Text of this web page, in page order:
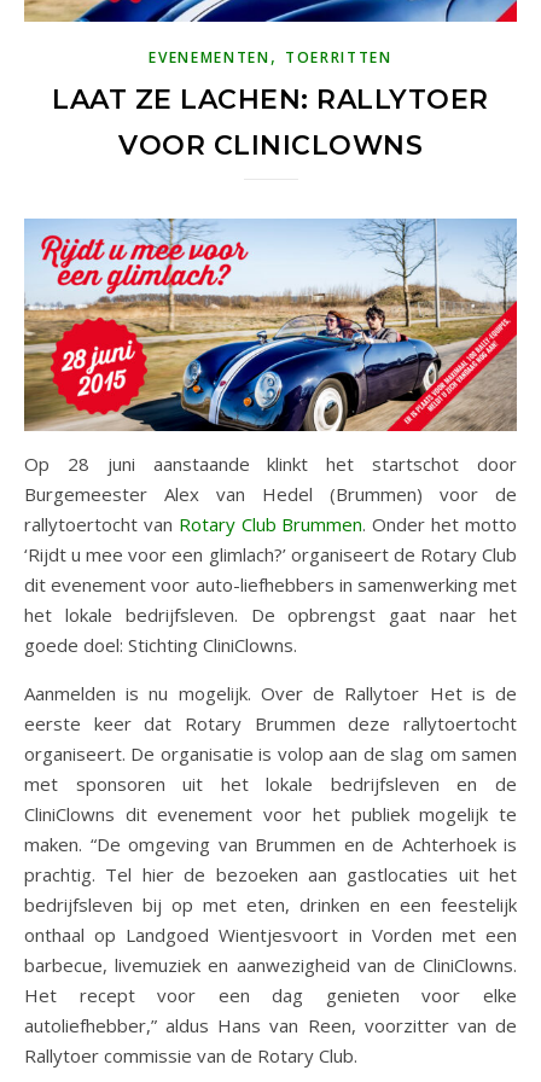
EVENEMENTEN, TOERRITTEN
LAAT ZE LACHEN: RALLYTOER
VOOR CLINICLOWNS
Op 28 juni aanstaande klinkt het startschot door
Burgemeester Alex van Hedel (Brummen) voor de
rallytoertocht van Rotary Club Brummen. Onder het motto
‘Rijdt u mee voor een glimlach?’ organiseert de Rotary Club
dit evenement voor auto-liefhebbers in samenwerking met
het lokale bedrijfsleven. De opbrengst gaat naar het
goede doel: Stichting CliniClowns.
Aanmelden is nu mogelijk. Over de Rallytoer Het is de
eerste keer dat Rotary Brummen deze rallytoertocht
organiseert. De organisatie is volop aan de slag om samen
met sponsoren uit het lokale bedrijfsleven en de
CliniClowns dit evenement voor het publiek mogelijk te
maken. “De omgeving van Brummen en de Achterhoek is
prachtig. Tel hier de bezoeken aan gastlocaties uit het
bedrijfsleven bij op met eten, drinken en een feestelijk
onthaal op Landgoed Wientjesvoort in Vorden met een
barbecue, livemuziek en aanwezigheid van de CliniClowns.
Het recept voor een dag genieten voor elke
autoliefhebber,” aldus Hans van Reen, voorzitter van de
Rallytoer commissie van de Rotary Club.